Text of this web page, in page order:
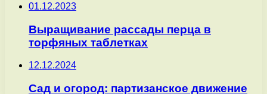
01.12.2023
Выращивание рассады перца в
торфяных таблетках
12.12.2024
Сад и огород: партизанское движение